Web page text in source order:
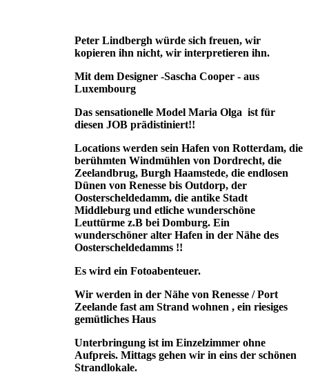
Peter Lindbergh würde sich freuen, wir
kopieren ihn nicht, wir interpretieren ihn.
Mit dem Designer -Sascha Cooper - aus
Luxembourg
Das sensationelle Model Maria Olga ist für
diesen JOB prädistiniert!!
Locations werden sein Hafen von Rotterdam, die
berühmten Windmühlen von Dordrecht, die
Zeelandbrug, Burgh Haamstede, die endlosen
Dünen von Renesse bis Outdorp, der
Oosterscheldedamm, die antike Stadt
Middleburg und etliche wunderschöne
Leuttürme z.B bei Domburg. Ein
wunderschöner alter Hafen in der Nähe des
Oosterscheldedamms !!
Es wird ein Fotoabenteuer.
Wir werden in der Nähe von Renesse / Port
Zeelande fast am Strand wohnen , ein riesiges
gemütliches Haus
Unterbringung ist im Einzelzimmer ohne
Aufpreis. Mittags gehen wir in eins der schönen
Strandlokale.